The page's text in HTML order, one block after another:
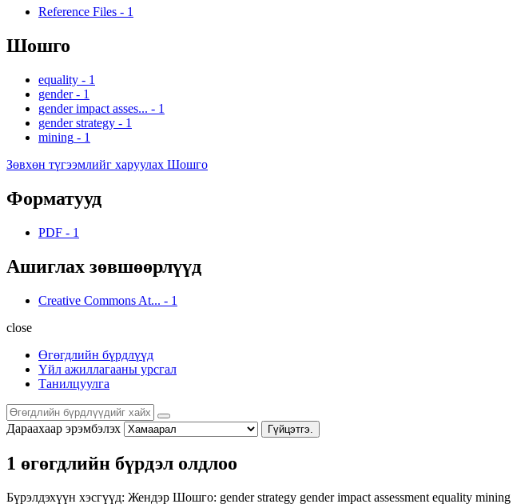
Reference Files - 1
Шошго
equality - 1
gender - 1
gender impact asses... - 1
gender strategy - 1
mining - 1
Зөвхөн түгээмлийг харуулах Шошго
Форматууд
PDF - 1
Ашиглах зөвшөөрлүүд
Creative Commons At... - 1
close
Өгөгдлийн бүрдлүүд
Үйл ажиллагааны урсгал
Танилцуулга
Дараахаар эрэмбэлэх Гүйцэтгэ.
1 өгөгдлийн бүрдэл олдлоо
Бүрэлдэхүүн хэсгүүд: Жендэр Шошго: gender strategy gender impact assessment equality mining